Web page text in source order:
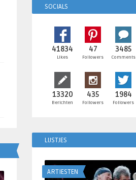
SOCIALS
41834
Likes
47
Followers
3485
Comments
13320
Berichten
435
Followers
1984
Followers
LIJSTJES
ARTIESTEN